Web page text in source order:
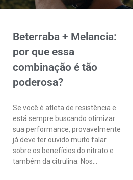
Beterraba + Melancia:
por que essa
combinação é tão
poderosa?
Se você é atleta de resistência e
está sempre buscando otimizar
sua performance, provavelmente
já deve ter ouvido muito falar
sobre os benefícios do nitrato e
também da citrulina. Nos…